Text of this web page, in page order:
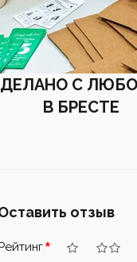
С
В БРЕСТЕ
отзыв